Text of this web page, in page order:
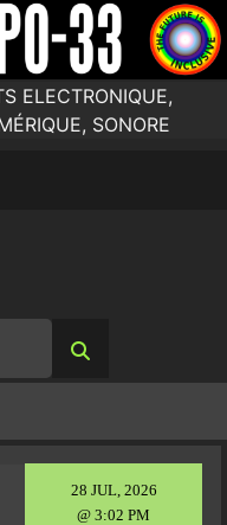
ELECTRONIQUE,
SONORE
for:
28 JUL, 2026
@ 3:02 PM